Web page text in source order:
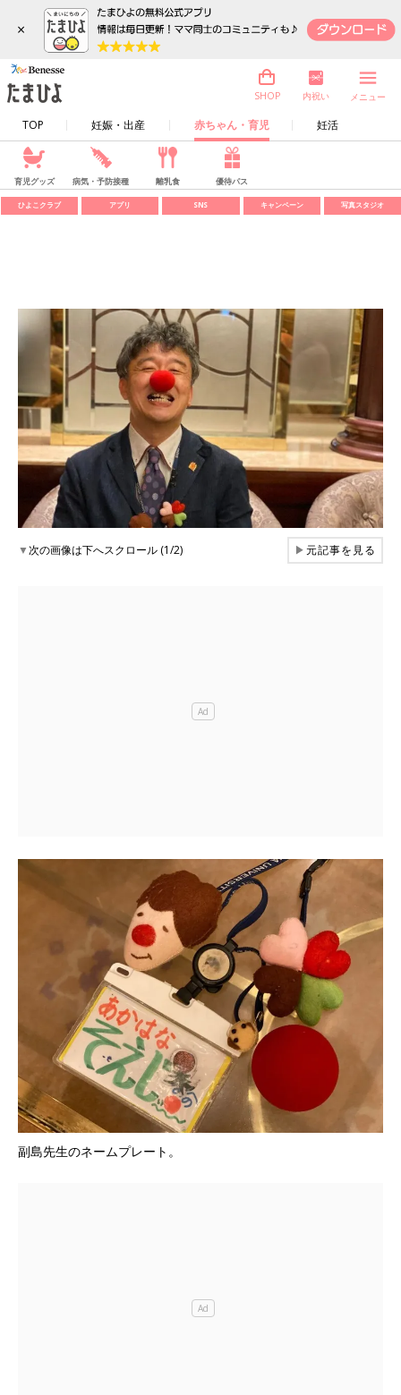
×
TOP 妊娠・出産 赤ちゃん・育児 妊活
SHOP 内祝い メニュー
育児グッズ 病気・予防接種 離乳食 優待パス
ひよこクラブ アプリ SNS キャンペーン 写真スタジオ
▼次の画像は下へスクロール (1/2) ▶元記事を見る
副島先生のネームプレート。